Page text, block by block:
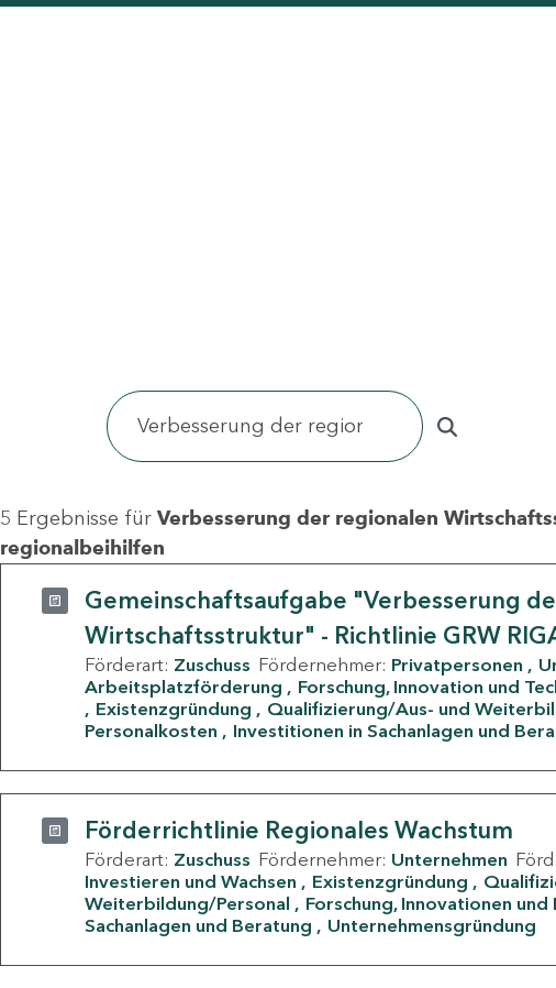
5 Ergebnisse für Verbesserung der regionalen
regionalbeihilfen
Gemeinschaftsaufgabe "Verbesserung
Wirtschaftsstruktur" - Richtlinie GRW
Förderart: Zuschuss Fördernehmer: Privatpersonen
Arbeitsplatzförderung
Forschung, Innovation und
Existenzgründung
Qualifizierung/Aus- und
Personalkosten
Investitionen in Sachanlagen und
Förderrichtlinie Regionales Wachstum
Förderart: Zuschuss Fördernehmer: Unternehmen
Investieren und Wachsen
Existenzgründung
Weiterbildung/Personal
Forschung, Innovationen
Sachanlagen und Beratung
Unternehmensgründung